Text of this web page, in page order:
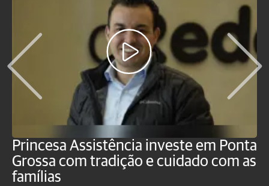
Princesa Assistência investe em Ponta
Grossa com tradição e cuidado com as
famílias